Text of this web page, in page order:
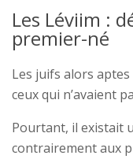
Les Léviim :
premier-né
Les juifs alors
ceux qui n’avaient
Pourtant, il existait
contrairement aux